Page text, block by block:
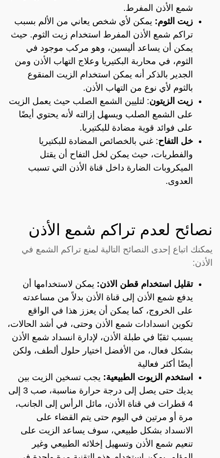
شمع الأذن المفرط.
زيت الثوم: يمكن لأي شخص يعاني من الألم بسبب
تراكم شمع الأذن المفرط استخدام زيت الثوم. حيث
يمكن أن يساعد أليسين، وهو مركب موجود في
الثوم، في محاربة البكتيريا وعلاج التهاب الأذن ومن
الجدير بالذكر أنه يمكن استخدام الزيت المنقوع
بالثوم لأي نوع من التهاب الأذن.
زيت الزيتون: لتليين الشمع الصلب حيث يعمل الزيت
على الشمع الصلب ويسهل إزالته لأنه يحتوي أيضًا
على فوائد قوية مضادة للبكتيريا.
خل التفاح: غني بالخصائص المضادة للبكتيريا
والفطريات، حيث يمكن لخل التفاح أن يقتل
الميكروبات الضارة داخل قناة الأذن التي تسبب
العدوى.
نصائح لعدم تراكم شمع الأذن
يمكنك اتباع إحدى النصائح التالية لمنع تراكم الشمع في
الأذن:
تقليل استخدام قطن الاذن: يمكن لاستخدامها أن
يدفع شمع الأذن إلى قناة الأذن بدلاً من مساعدته
على الخروج، كما يمكن أن يعزز هذا في الواقع
تكوين انسدادات شمع الأذن وحتى، في أشد الحالات،
يسبب ثقبًا في طبلة الأذن، لإدارة انسداد شمع الأذن
بشكل فعال، من الأفضل اختيار حلول ألطف، ولكن
أيضًا أكثر فعالية
استخدم الزيوت الطبيعية: يجب تسخين الزيت بين
يديك حتى يصل إلى درجة حرارة مناسبة، صب 3 إلى
4 قطرات في قناة الأذن، مائل الرأس إلى الجانب،
مرة أو مرتين في اليوم حتى يتم القضاء على
الانسداد بشكل طبيعي، سوف يساعد الزيت على
تنعيم شمع الأذن وتسهيل إخلائه الطبيعي وغير